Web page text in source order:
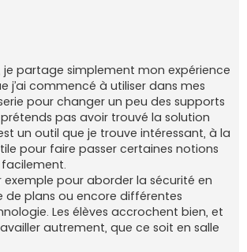
je partage simplement mon expérience
j’ai commencé à utiliser dans mes
pour changer un peu des supports
pas avoir trouvé la solution
un outil que je trouve intéressant, à la
pour faire passer certaines notions
exemple pour aborder la sécurité en
de plans ou encore différentes
Les élèves accrochent bien, et
autrement, que ce soit en salle